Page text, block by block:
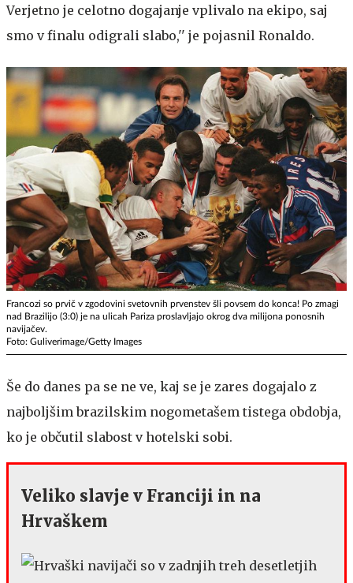
Verjetno je celotno dogajanje vplivalo na ekipo, saj
smo v finalu odigrali slabo,'' je pojasnil Ronaldo.
Francozi so prvič v zgodovini svetovnih prvenstev šli povsem do konca! Po zmagi
nad Brazilijo (3:0) je na ulicah Pariza proslavljajo okrog dva milijona ponosnih
navijačev.
Foto: Guliverimage/Getty Images
Še do danes pa se ne ve, kaj se je zares dogajalo z
najboljšim brazilskim nogometašem tistega obdobja,
ko je občutil slabost v hotelski sobi.
Veliko slavje v Franciji in na
Hrvaškem